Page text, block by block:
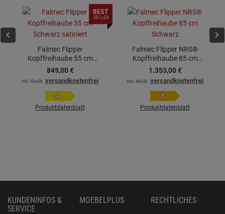
Falmec Flipper
Kopffreihaube 55 cm
Schwarz satiniert
849,00 €
inkl. MwSt. versandkostenfrei
A
Produktdatenblatt
BEST
SELLER
Falmec Flipper NRS®
Kopffreihaube 85 cm
Schwarz
1.353,00 €
inkl. MwSt. versandkostenfrei
B
Produktdatenblatt
KUNDENINFOS &
SERVICE
MOEBELPLUS RECHTLICHES